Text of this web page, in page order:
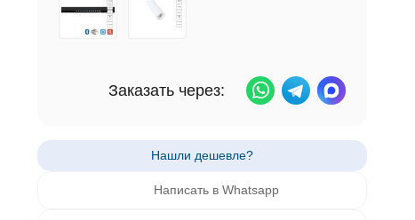
Заказать через:
Написать в Whatsapp